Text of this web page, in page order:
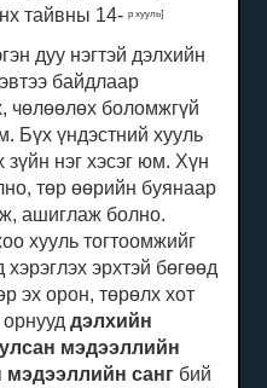
тайвны 14-р хууль]
дуу нэгтэй дэлхийн
байдлаар
чөлөөлөх боломжгүй
Бүх үндэстний хууль
нэг хэсэг юм. Хүн
төр өөрийн буянаар
ашиглаж болно.
хууль тогтоомжийг
эрхтэй бөгөөд
эх орон, төрөлх хот
орнууддэлхийн
мэдээллийн
мэдээллийн санг бий